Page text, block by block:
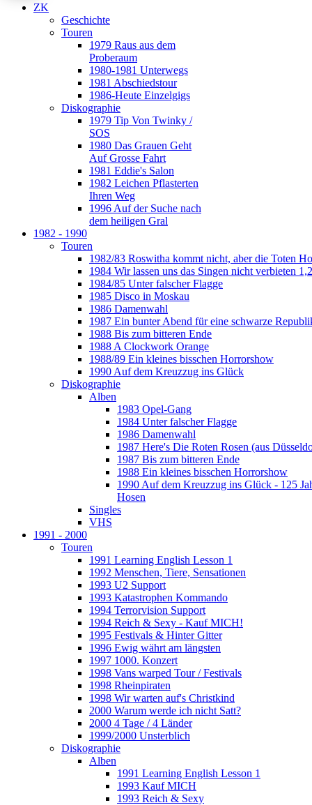
ZK
Geschichte
Touren
1979 Raus aus dem
Proberaum
1980-1981 Unterwegs
1981 Abschiedstour
1986-Heute Einzelgigs
Diskographie
1979 Tip Von Twinky /
SOS
1980 Das Grauen Geht
Auf Grosse Fahrt
1981 Eddie's Salon
1982 Leichen Pflasterten
Ihren Weg
1996 Auf der Suche nach
dem heiligen Gral
1982 - 1990
Touren
1982/83 Roswitha kommt nicht, aber die Toten
1984 Wir lassen uns das Singen nicht verbieten
1984/85 Unter falscher Flagge
1985 Disco in Moskau
1986 Damenwahl
1987 Ein bunter Abend für eine schwarze
1988 Bis zum bitteren Ende
1988 A Clockwork Orange
1988/89 Ein kleines bisschen Horrorshow
1990 Auf dem Kreuzzug ins Glück
Diskographie
Alben
1983 Opel-Gang
1984 Unter falscher Flagge
1986 Damenwahl
1987 Here's Die Roten Rosen (aus
1987 Bis zum bitteren Ende
1988 Ein kleines bisschen Horrorshow
1990 Auf dem Kreuzzug ins Glück - 125
Hosen
Singles
VHS
1991 - 2000
Touren
1991 Learning English Lesson 1
1992 Menschen, Tiere, Sensationen
1993 U2 Support
1993 Katastrophen Kommando
1994 Terrorvision Support
1994 Reich & Sexy - Kauf MICH!
1995 Festivals & Hinter Gitter
1996 Ewig währt am längsten
1997 1000. Konzert
1998 Vans warped Tour / Festivals
1998 Rheinpiraten
1998 Wir warten auf's Christkind
2000 Warum werde ich nicht Satt?
2000 4 Tage / 4 Länder
1999/2000 Unsterblich
Diskographie
Alben
1991 Learning English Lesson 1
1993 Kauf MICH
1993 Reich & Sexy